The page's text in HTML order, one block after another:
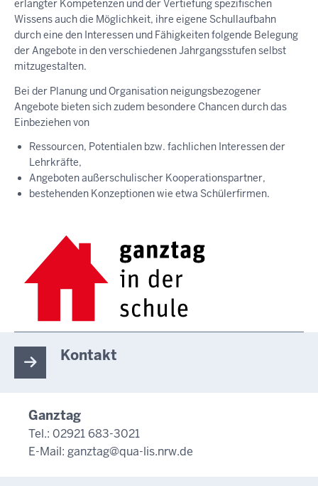
erlangter Kompetenzen und der Vertiefung spezifischen
Wissens auch die Möglichkeit, ihre eigene Schullaufbahn
durch eine den Interessen und Fähigkeiten folgende Belegung
der Angebote in den verschiedenen Jahrgangsstufen selbst
mitzugestalten.
Bei der Planung und Organisation neigungsbezogener
Angebote bieten sich zudem besondere Chancen durch das
Einbeziehen von
Ressourcen, Potentialen bzw. fachlichen Interessen der
Lehrkräfte,
Angeboten außerschulischer Kooperationspartner,
bestehenden Konzeptionen wie etwa Schülerfirmen.
Kontakt
Ganztag
Tel.: 02921 683-3021
E-Mail: ganztag@qua-lis.nrw.de